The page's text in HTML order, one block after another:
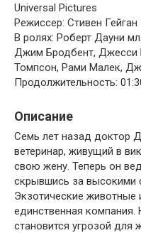
Universal Pictures
Режиссер: Стивен Гейган
В ролях: Роберт Дауни
Джим Бродбент, Джесси
Томпсон, Рами Малек,
Продолжительность:
Описание
Семь лет назад доктор
ветеринар, живущий в
свою жену. Теперь он
скрывшись за высокими
Экзотические животные
единственная компания.
становится угрозой